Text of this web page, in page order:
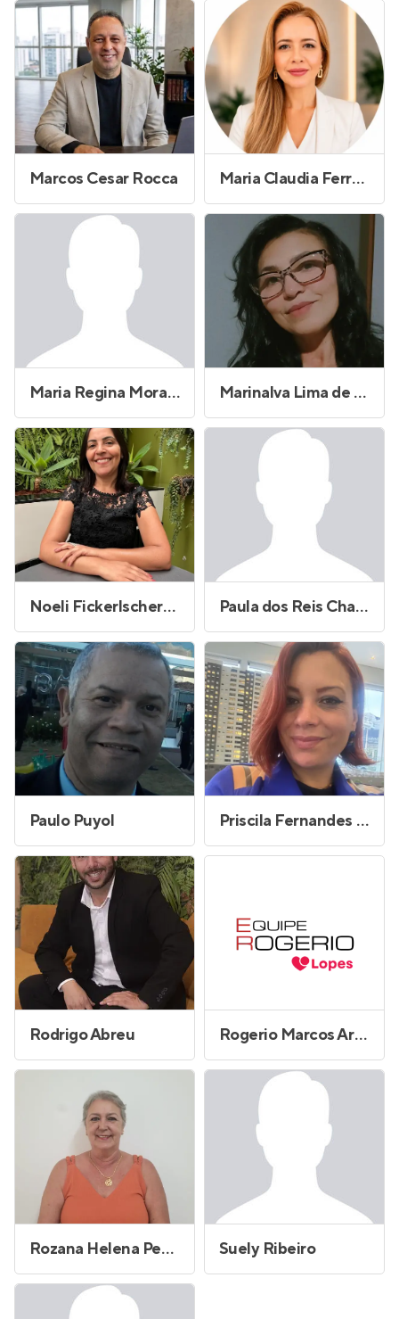
Marcos Cesar Rocca Maria Claudia Ferreira
Maria Regina Morales Lopes Marinalva Lima de Sousa
Noeli Fickerlscherer de Freitas dos Santos Paula dos Reis Chagas
Paulo Puyol Priscila Fernandes dos Santos
Rodrigo Abreu Rogerio Marcos Arrebola
Rozana Helena Petrucci Suely Ribeiro